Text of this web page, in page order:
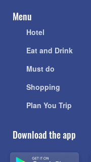
Menu
Hotel
Eat and Drink
Must do
Shopping
Plan You Trip
Download the app